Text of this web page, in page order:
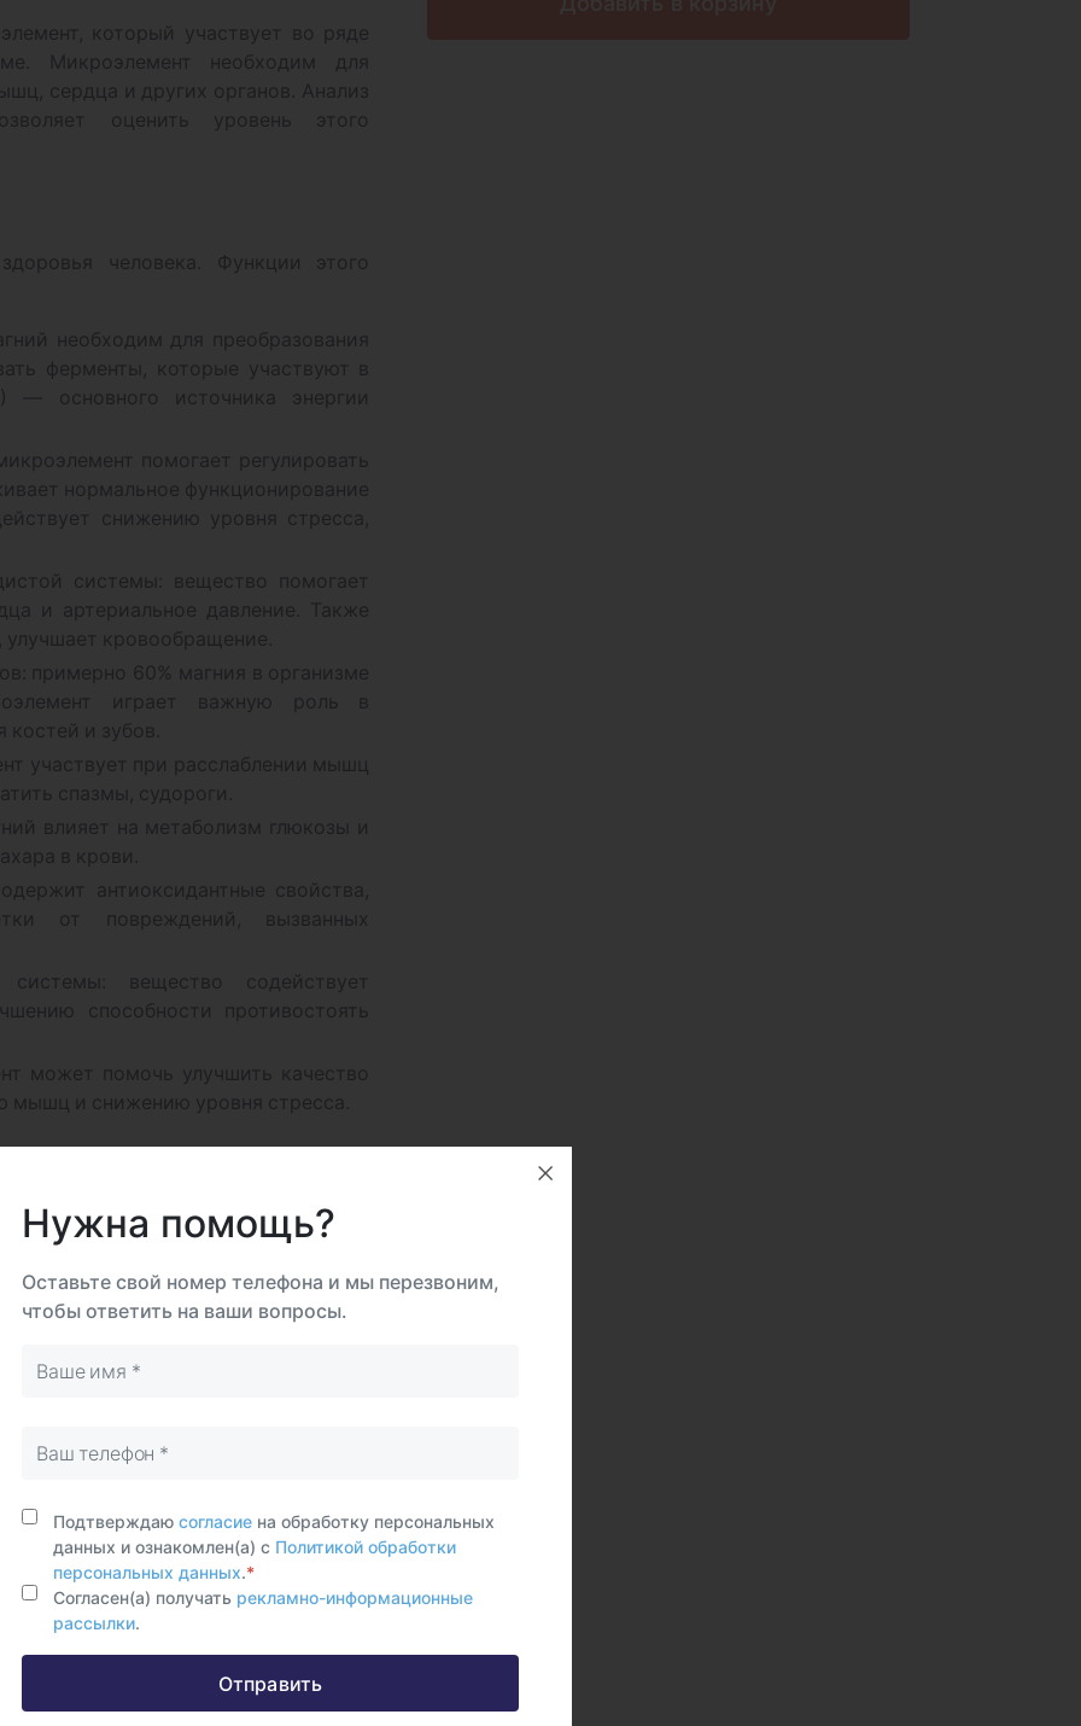
который участвует во ряде
Микроэлемент необходим для
сердца и других органов. Анализ
оценить уровень этого
человека. Функции этого
необходим для преобразования
ферменты, которые участвуют в
— основного источника энергии
помогает регулировать
нормальное функционирование
снижению уровня стресса,
системы: вещество помогает
и артериальное давление. Также
улучшает кровообращение.
примерно 60% магния в организме
играет важную роль в
и зубов.
участвует при расслаблении мышц
спазмы, судороги.
влияет на метаболизм глюкозы и
в крови.
антиоксидантные свойства,
от повреждений, вызванных
вещество содействует
способности противостоять
может помочь улучшить качество
мышц и снижению уровня стресса.
важно по нескольким причинам:
участвует в работе нервной
Поддержание оптимального
нормальное функционирование
магния приводит к болезням и
ритма, повышенное кровяное
слабость. Избыток
проблемы с сердцем и
магния в крови может помочь в
болезней почек, проблем с
Вы уже принимаете препараты,
лечение, связанное с этим
показателя в крови поможет
дозировку.
Нужна помощь?
Оставьте свой номер телефона и мы перезвоним,
чтобы ответить на ваши вопросы.
Подтверждаю согласие на обработку персональных
данных и ознакомлен(а) с Политикой обработки
персональных данных.*
Согласен(а) получать рекламно-информационные
рассылки.
Отправить